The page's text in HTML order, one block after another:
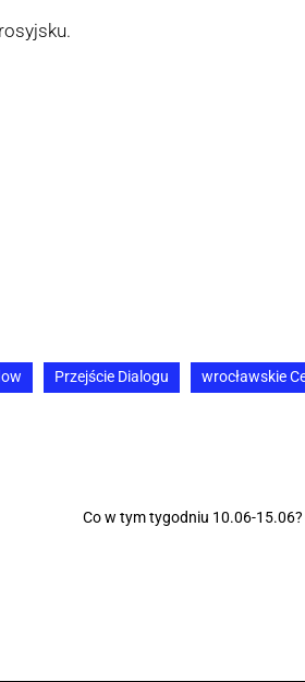
Przejście Dialogu wrocławskie
Co w tym tygodniu 10.06-